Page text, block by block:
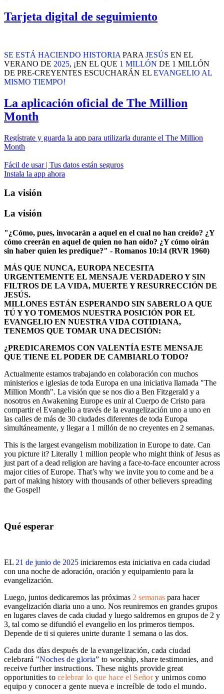
Tarjeta digital de seguimiento
SE ESTÁ HACIENDO HISTORIA PARA JESÚS EN EL
VERANO DE 2025, ¡EN EL QUE 1 MILLÓN DE 1 MILLÓN
DE PRE-CREYENTES ESCUCHARÁN EL EVANGELIO AL
MISMO TIEMPO!
La aplicación oficial de The Million
Month
Regístrate y guarda la app para utilizarla durante el The Million
Month
Fácil de usar | Tus datos están seguros
Instala la app ahora
La visión
La visión
"¿Cómo, pues, invocarán a aquel en el cual no han creído? ¿Y
cómo creerán en aquel de quien no han oído? ¿Y cómo oirán
sin haber quien les predique?" - Romanos 10:14 (RVR 1960)
MÁS QUE NUNCA, EUROPA NECESITA
URGENTEMENTE EL MENSAJE VERDADERO Y SIN
FILTROS DE LA VIDA, MUERTE Y RESURRECCIÓN DE
JESÚS.
MILLONES ESTÁN ESPERANDO SIN SABERLO A QUE
TÚ Y YO TOMEMOS NUESTRA POSICIÓN POR EL
EVANGELIO EN NUESTRA VIDA COTIDIANA,
TENEMOS QUE TOMAR UNA DECISIÓN:
¿PREDICAREMOS CON VALENTÍA ESTE MENSAJE
QUE TIENE EL PODER DE CAMBIARLO TODO?
Actualmente estamos trabajando en colaboración con muchos
ministerios e iglesias de toda Europa en una iniciativa llamada "The
Million Month". La visión que se nos dio a Ben Fitzgerald y a
nosotros en Awakening Europe es unir al Cuerpo de Cristo para
compartir el Evangelio a través de la evangelización uno a uno en
las calles de más de 30 ciudades diferentes de toda Europa
simultáneamente, y llegar a 1 millón de no creyentes en 2 semanas.
This is the largest evangelism mobilization in Europe to date. Can
you picture it? Literally 1 million people who might think of Jesus as
just part of a dead religion are having a face-to-face encounter across
major cities of Europe. That’s why we invite you to come and be a
part of making history with thousands of other believers spreading
the Gospel!
Qué esperar
EL 21 de junio de 2025 iniciaremos esta iniciativa en cada ciudad
con una noche de adoración, oración y equipamiento para la
evangelización.
Luego, juntos dedicaremos las próximas 2 semanas para hacer
evangelización diaria uno a uno. Nos reuniremos en grandes grupos
en lugares claves de cada ciudad y luego saldremos en grupos de 2 y
3, tal como se difundió el evangelio en los primeros tiempos.
Depende de ti si quieres unirte durante 1 semana o las dos.
Cada dos días después de la evangelización, cada ciudad
celebrará "Noches de gloria” to worship, share testimonies, and
receive further instructions. These nights provide great
opportunities tocelebrar lo que hace el Señory unirnos como
equipo y conocer a gente nueva e increíble de todo el mundo.